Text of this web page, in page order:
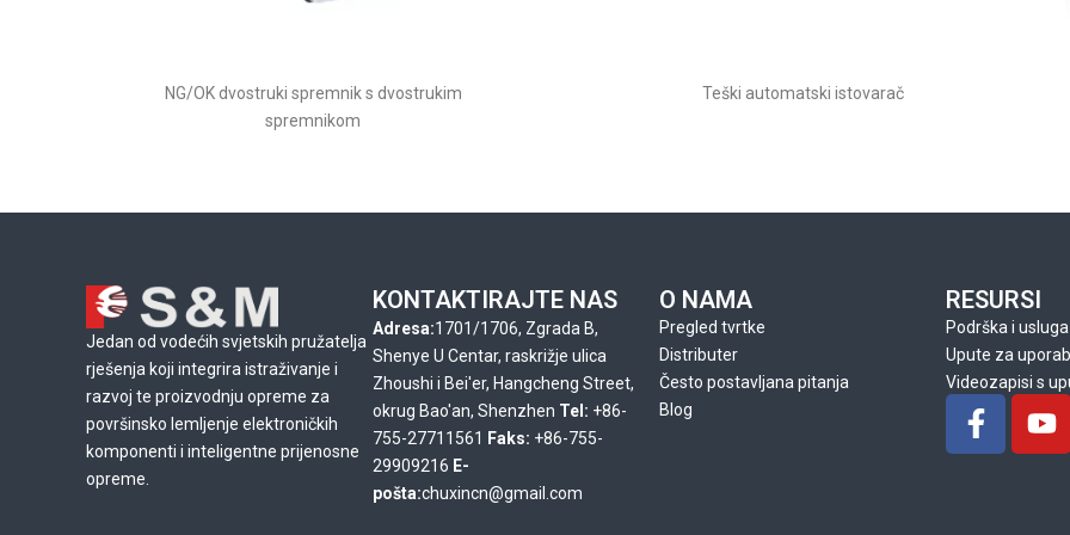
NG/OK dvostruki spremnik s dvostrukim
spremnikom
Teški automatski istovarač
Jedan od vodećih svjetskih pružatelja
rješenja koji integrira istraživanje i
razvoj te proizvodnju opreme za
površinsko lemljenje elektroničkih
komponenti i inteligentne prijenosne
opreme.
KONTAKTIRAJTE NAS
Adresa:1701/1706, Zgrada B,
Shenye U Centar, raskrižje ulica
Zhoushi i Bei'er, Hangcheng Street,
okrug Bao'an, Shenzhen Tel: +86-
755-27711561 Faks: +86-755-
29909216 E-
pošta:chuxincn@gmail.com
O NAMA
Pregled tvrtke
Distributer
Često postavljana pitanja
Blog
RESURSI
Podrška i usluga
Upute za
Videozapisi s
F
a
J
u